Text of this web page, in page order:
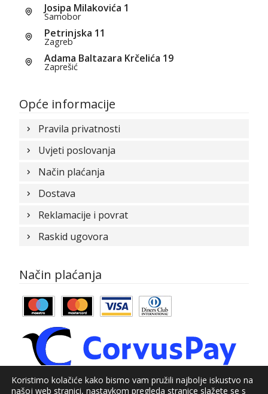
Josipa Milakovića 1
Samobor
Petrinjska 11
Zagreb
Adama Baltazara Krčelića 19
Zaprešić
Opće informacije
Pravila privatnosti
Uvjeti poslovanja
Način plaćanja
Dostava
Reklamacije i povrat
Raskid ugovora
Način plaćanja
Koristimo kolačiće kako bismo vam pružili najbolje iskustvo na
našoj web stranici, nastavkom pregleda stranice slažete se s